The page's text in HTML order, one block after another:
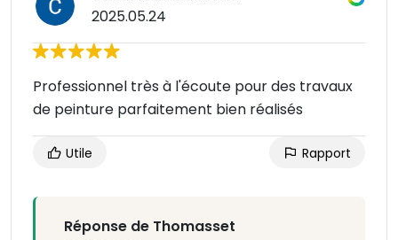
2025.05.24
Professionnel très à l'écoute pour des travaux
de peinture parfaitement bien réalisés
Utile Rapport
Réponse de Thomasset